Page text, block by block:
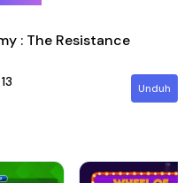
: The Resistance
13 Unduh